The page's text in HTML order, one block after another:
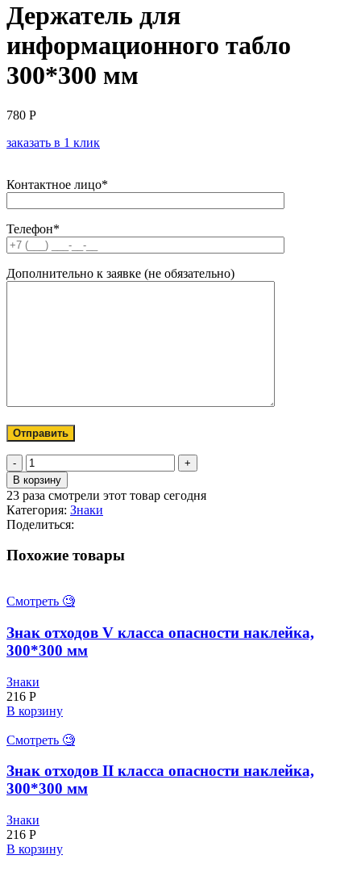
Держатель для
информационного табло
300*300 мм
780 Р
заказать в 1 клик
Контактное лицо*
Телефон*
Дополнительно к заявке (не обязательно)
Количество
товара
Держатель
для
информационного
табло
мм
В корзину
23 раза смотрели этот товар сегодня
Категория: Знаки
Поделиться:
Похожие товары
Смотреть 🧐
Знак отходов V класса опасности наклейка,
300*300 мм
Знаки
216 Р
В корзину
Смотреть 🧐
Знак отходов II класса опасности наклейка,
300*300 мм
Знаки
216 Р
В корзину